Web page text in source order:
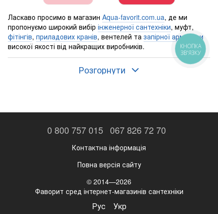
Ласкаво просимо в магазин Aqua-favorit.com.ua, де ми
пропонуємо широкий вибір інженерної сантехніки, муфт,
фітінгів, приладових кранів, вентелей та запірної арматури
високої якості від найкращих виробників.
шукаєте приладові крани, американки, вентелі та
сантехніки.
надійністю, а завдяки різноманітному асортименту ви
від наших постачальників є одними з найкращих
з'єднання.
Розгорнути
0 800 757 015 067 826 72 70
Контактна інформація
Повна версія сайту
© 2014—2026
Фаворит сред інтернет-магазинів сантехніки
Рус Укр
КНОПКА
ЗВ'ЯЗКУ